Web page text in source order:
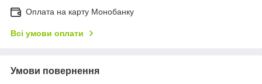
Оплата на карту Монобанку
Всі умови оплати
Умови повернення